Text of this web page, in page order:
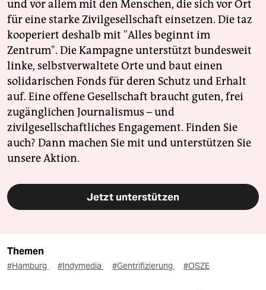
und vor allem mit den Menschen, die sich vor Ort
für eine starke Zivilgesellschaft einsetzen. Die taz
kooperiert deshalb mit "Alles beginnt im
Zentrum". Die Kampagne unterstützt bundesweit
linke, selbstverwaltete Orte und baut einen
solidarischen Fonds für deren Schutz und Erhalt
auf. Eine offene Gesellschaft braucht guten, frei
zugänglichen Journalismus – und
zivilgesellschaftliches Engagement. Finden Sie
auch? Dann machen Sie mit und unterstützen Sie
unsere Aktion.
Jetzt unterstützen
Themen
#Hamburg #Indymedia #Gentrifizierung #OSZE